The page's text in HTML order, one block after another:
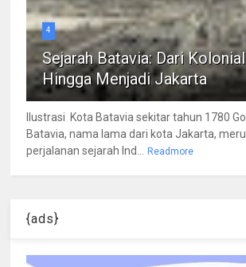
4
Sejarah Batavia: Dari
Hingga Menjadi Jakarta
Ilustrasi Kota Batavia sekitar tahun 1780
Batavia, nama lama dari kota Jakarta,
perjalanan sejarah Ind... Readmore
{ads}